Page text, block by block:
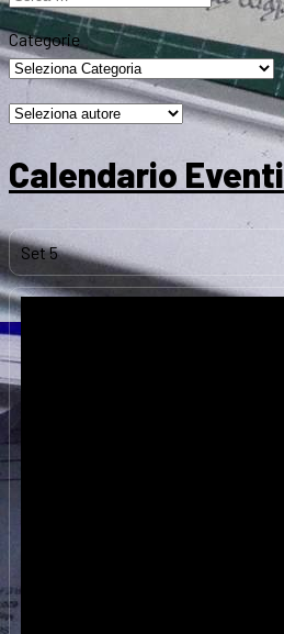
per:
Categorie
Calendario Eventi
Set5